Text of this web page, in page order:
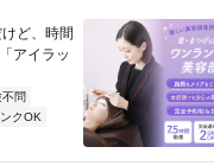
、時間
アイラッ
問
クOK